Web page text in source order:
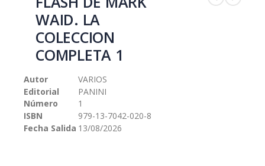
comienzo
galería
imágenes
WAID. LA
COLECCION
COMPLETA 1
Autor
VARIOS
Editorial
PANINI
Número
1
ISBN
979-13-7042-020-8
Fecha Salida 13/08/2026